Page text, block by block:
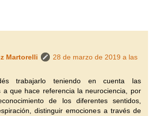
Martorelli
28 de marzo de 2019 a las
trabajarlo teniendo en cuenta las
a que hace referencia la neurociencia, por
de los diferentes sentidos,
distinguir emociones a través de